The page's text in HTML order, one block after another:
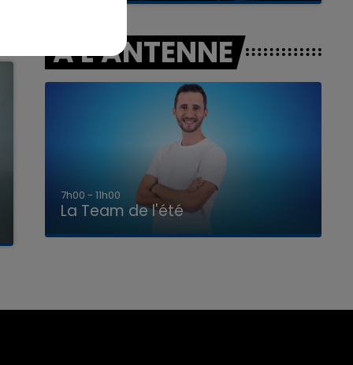
A L'ANTENNE
7h00 - 11h00
La Team de l'été